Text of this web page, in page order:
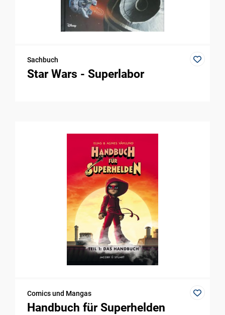
Sachbuch
Star Wars - Superlabor
Comics und Mangas
Handbuch für Superhelden